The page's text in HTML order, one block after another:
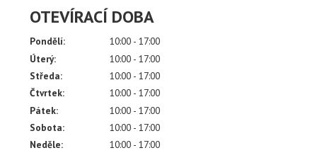
OTEVÍRACÍ DOBA
Pondělí:
10:00 - 17:00
Úterý:
10:00 - 17:00
Středa:
10:00 - 17:00
Čtvrtek:
10:00 - 17:00
Pátek:
10:00 - 17:00
Sobota:
10:00 - 17:00
Neděle:
10:00 - 17:00